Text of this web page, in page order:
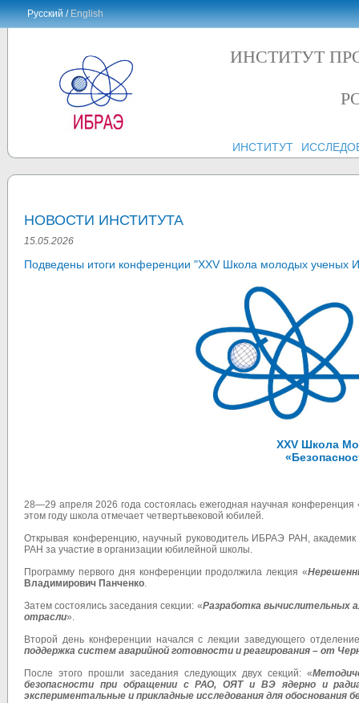
Русский /English
ИНСТИТУТ
ИНСТИТУТ
НОВОСТИ ИНСТИТУТА
15.05.2026
Подведены итоги конференции "XXV Школа молодых ученых
XXV Школа
28—29 апреля 2026 года состоялась ежегодная научная конференция
этом году школа отмечает четвертьвековой юбилей.
Открывая конференцию, научный руководитель ИБРАЭ РАН,
РАН за участие в организации юбилейной школы.
Программу первого дня конференции продолжила лекция «
Владимирович Панченко.
Затем состоялись заседания секции: «Разработка вычислительных
отрасли».
Второй день конференции начался с лекции заведующего
поддержка систем аварийной готовности и реагирования – от
После этого прошли заседания следующих двух секций: «
безопасности при обращении с РАО, ОЯТ и ВЭ ядерно и
экспериментальные и прикладные исследования для обоснования